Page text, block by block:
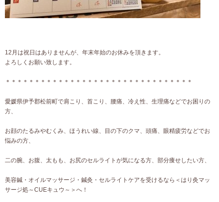
12月は祝日はありませんが、年末年始のお休みを頂きます。
よろしくお願い致します。
＊＊＊＊＊＊＊＊＊＊＊＊＊＊＊＊＊＊＊＊＊＊＊＊＊＊＊＊＊＊＊＊
愛媛県伊予郡松前町で肩こり、首こり、腰痛、冷え性、生理痛などでお困りの
方、
お顔のたるみやむくみ、ほうれい線、目の下のクマ、頭痛、眼精疲労などでお
悩みの方、
二の腕、お腹、太もも、お尻のセルライトが気になる方、部分痩せしたい方、
美容鍼・オイルマッサージ・鍼灸・セルライトケアを受けるなら＜はり灸マッ
サージ処～CUEキュウ～＞へ！